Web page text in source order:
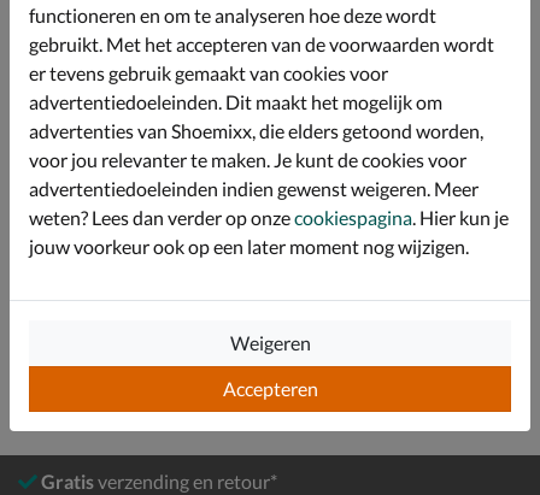
Gemaakt van 53% viscose 39% polyester en 8%
elastaan.
Het rugpand van maat M is 51 cm.
Specificaties
Over Skechers
Bekijk meer
Truien en vesten
Gratisverzending en retour*
functioneren en om te analyseren hoe deze wordt
gebruikt. Met het accepteren van de voorwaarden wordt
er tevens gebruik gemaakt van cookies voor
advertentiedoeleinden. Dit maakt het mogelijk om
advertenties van Shoemixx, die elders getoond worden,
voor jou relevanter te maken. Je kunt de cookies voor
advertentiedoeleinden indien gewenst weigeren. Meer
weten? Lees dan verder op onzecookiespagina. Hier kun je
jouw voorkeur ook op een later moment nog wijzigen.
Accepteren
Weigeren